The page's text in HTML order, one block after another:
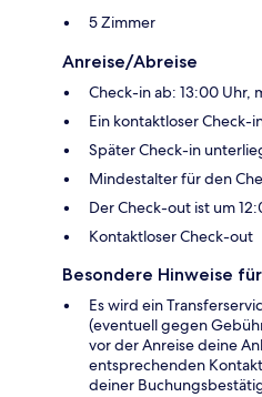
5 Zimmer
Anreise/Abreise
Check-in ab: 13:00 Uhr,
Ein kontaktloser Check-
Später Check-in
Mindestalter für den
Der Check-out ist um
Kontaktloser Check-out
Besondere Hinweise
Es wird ein
(eventuell gegen
vor der Anreise deine
entsprechenden
deiner